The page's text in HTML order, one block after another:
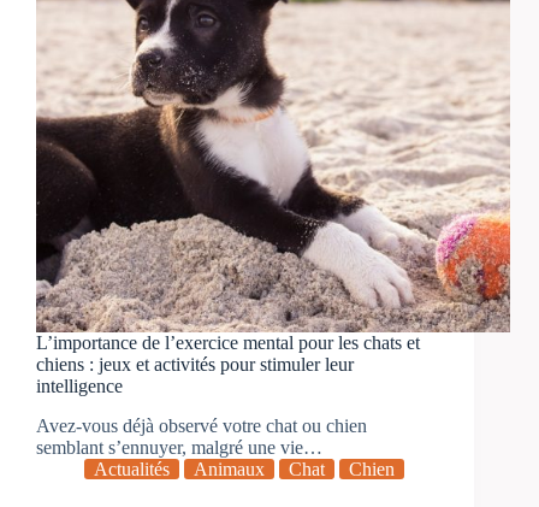
L’importance de l’exercice mental pour les chats et
chiens : jeux et activités pour stimuler leur
intelligence
Avez-vous déjà observé votre chat ou chien
semblant s’ennuyer, malgré une vie…
Actualités
Animaux Chat Chien